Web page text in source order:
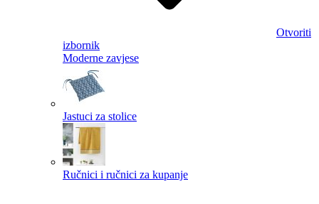
Otvoriti
izbornik
Moderne zavjese
Jastuci za stolice
Ručnici i ručnici za kupanje